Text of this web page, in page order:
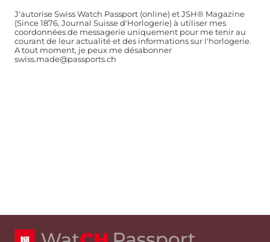
J'autorise Swiss Watch Passport (online) et JSH® Magazine
(Since 1876, Journal Suisse d'Horlogerie) à utiliser mes
coordonnées de messagerie uniquement pour me tenir au
courant de leur actualité et des informations sur l'horlogerie.
A tout moment, je peux me désabonner
swiss.made@passports.ch